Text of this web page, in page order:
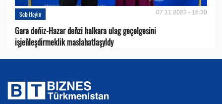
Sebitleýin 07.11.2023 - 15:30
Gara deňiz-Hazar deňzi halkara ulag geçelgesini
işjeňleşdirmeklik maslahatlaşyldy